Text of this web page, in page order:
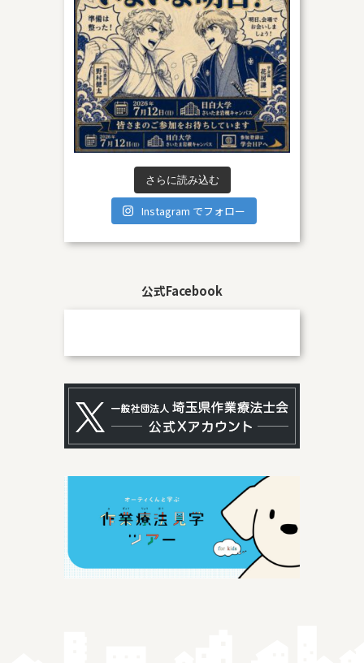
さらに読み込む
Instagram でフォロー
公式Facebook